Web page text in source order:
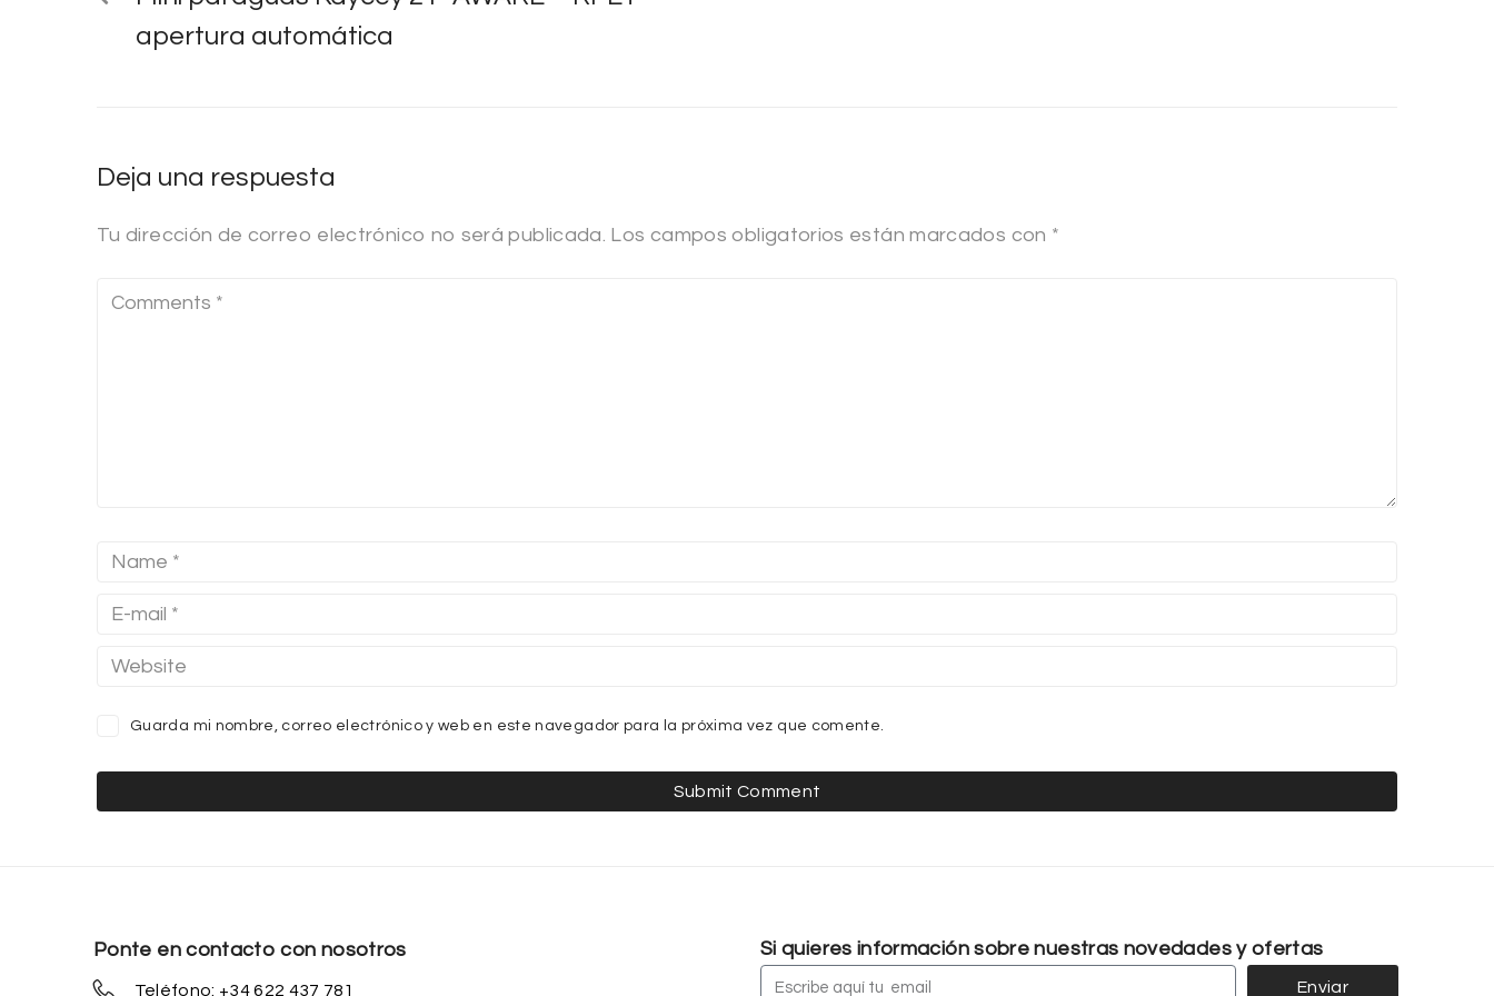
apertura automática
Deja una respuesta
Tu dirección de correo electrónico no será publicada. Los campos obligatorios están marcados con *
Guarda mi nombre, correo electrónico y web en este navegador para la próxima vez que comente.
Ponte en contacto con nosotros
Teléfono: +34 622 437 781
Si quieres información sobre nuestras novedades y ofertas
Enviar